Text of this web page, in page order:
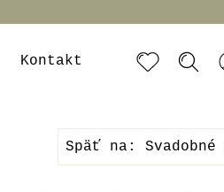
Kontakt
Späť na: